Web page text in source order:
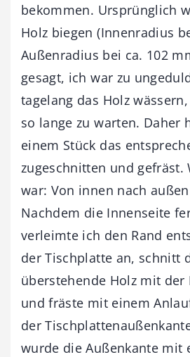
bekommen. Ursprünglich
Holz biegen (Innenradius
Außenradius bei ca. 102
gesagt, ich war zu
tagelang das Holz
so lange zu warten. Daher
einem Stück das
zugeschnitten und gefräst.
war: Von innen nach
Nachdem die Innenseite
verleimte ich den Rand
der Tischplatte an, schnitt
überstehende Holz mit der
und fräste mit einem
der
wurde die Außenkante mit